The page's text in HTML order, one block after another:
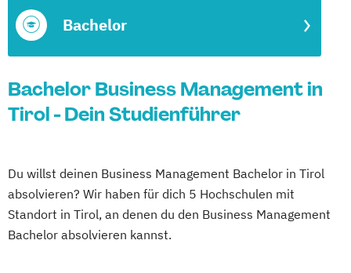
Bachelor
Bachelor Business Management in
Tirol - Dein Studienführer
Du willst deinen Business Management Bachelor in Tirol
absolvieren? Wir haben für dich 5 Hochschulen mit
Standort in Tirol, an denen du den Business Management
Bachelor absolvieren kannst.